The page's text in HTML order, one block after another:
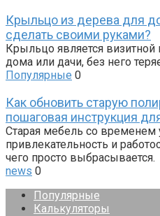
Крыльцо из дерева для
сделать своими руками?
Крыльцо является визитной
дома или дачи, без него
Популярные 0
Как обновить старую
пошаговая инструкция
Старая мебель со временем
привлекательность и
чего просто выбрасывается.
news 0
Популярные
Калькуляторы